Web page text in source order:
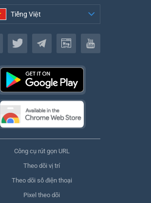
Tiếng Việt
Tiếng Việt
Công cụ rút gọn URL
Theo dõi vị trí
Theo dõi số điện thoại
Pixel theo dõi